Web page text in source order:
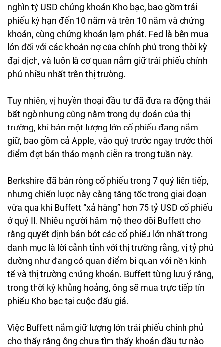
nghìn tỷ USD chứng khoán Kho bạc, bao gồm trái
phiếu kỳ hạn đến 10 năm và trên 10 năm và chứng
khoán, cùng chứng khoán lạm phát. Fed là bên mua
lớn đối với các khoản nợ của chính phủ trong thời kỳ
đại dịch, và luôn là cơ quan nắm giữ trái phiếu chính
phủ nhiều nhất trên thị trường.
Tuy nhiên, vị huyền thoại đầu tư đã đưa ra động thái
bất ngờ nhưng cũng nằm trong dự đoán của thị
trường, khi bán một lượng lớn cổ phiếu đang nắm
giữ, bao gồm cả Apple, vào quý trước ngay trước thời
điểm đợt bán tháo mạnh diễn ra trong tuần này.
Berkshire đã bán ròng cổ phiếu trong 7 quý liên tiếp,
nhưng chiến lược này càng tăng tốc trong giai đoạn
vừa qua khi Buffett “xả hàng” hơn 75 tỷ USD cổ phiếu
ở quý II. Nhiều người hâm mộ theo dõi Buffett cho
rằng quyết định bán bớt các cổ phiếu lớn nhất trong
danh mục là lời cảnh tỉnh với thị trường rằng, vị tỷ phú
dường như đang có quan điểm bi quan với nền kinh
tế và thị trường chứng khoán. Buffett từng lưu ý rằng,
trong thời kỳ khủng hoảng, ông sẽ mua trực tiếp tín
phiếu Kho bạc tại cuộc đấu giá.
Việc Buffett nắm giữ lượng lớn trái phiếu chính phủ
cho thấy rằng ông chưa tìm thấy khoản đầu tư nào